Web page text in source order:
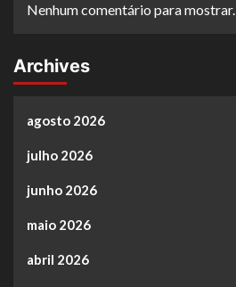
Nenhum comentário para mostrar.
Archives
agosto 2026
julho 2026
junho 2026
maio 2026
abril 2026